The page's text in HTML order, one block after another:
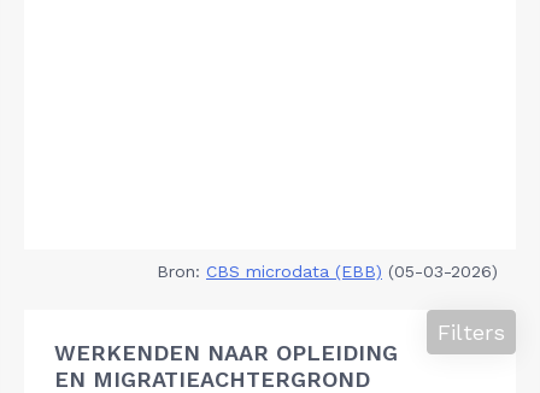
Bron: CBS microdata (EBB) (05-03-2026)
WERKENDEN NAAR OPLEIDING
EN MIGRATIEACHTERGROND
Filters